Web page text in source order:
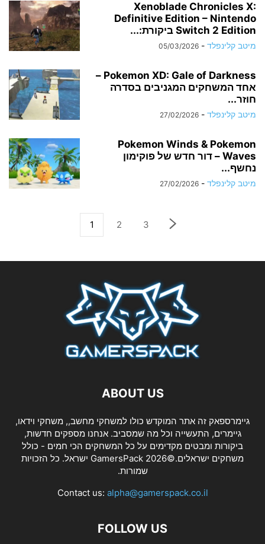
Xenoblade Chronicles X:
Definitive Edition – Nintendo
Switch 2 Edition ביקורת:...
מיטב קלינפלד -
05/03/2026
Pokemon XD: Gale of Darkness –
אחד המשחקים המגניבים בסדרה
חוזר...
מיטב קלינפלד -
27/02/2026
Pokemon Winds & Pokemon
Waves – דור חדש של פוקימון
נחשף...
מיטב קלינפלד -
27/02/2026
1 2 3
ABOUT US
גיימרספאק זה אתר המוקדש כולו למשחקי מחשב,, משחקי וידאו,
גיימרים, התעשייה וכל מה שמסביב. אנחנו מספקים חדשות,
ביקורות ומבטים מקדימים על כל המשחקים הכי חמים - כולל
משחקים ישראלים.©2026 GamersPack ישראל. כל הזכויות
שמורות.
Contact us: alpha@gamerspack.co.il
FOLLOW US